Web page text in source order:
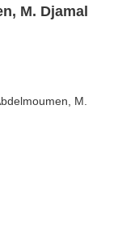
M. Djamal